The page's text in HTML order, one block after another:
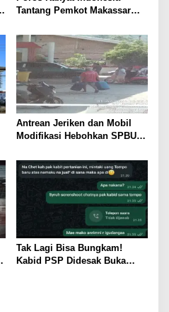
Tantang Pemkot Makassar
Paving Block Sekarang
Antrean Jeriken dan Mobil
Modifikasi Hebohkan SPBU
Solar Kembali Muncul
Tak Lagi Bisa Bungkam!
Kabid PSP Didesak Buka